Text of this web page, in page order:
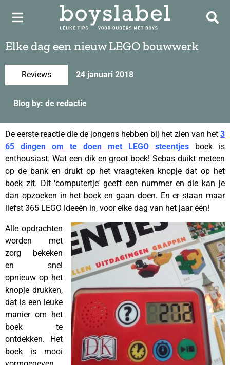
Elke dag een nieuw LEGO bouwwerk
Reviews 24 januari 2018
Blog by: de redactie
De eerste reactie die de jongens hebben bij het zien van het 3
65 dingen om te doen met LEGO steentjes boek is
enthousiast. Wat een dik en groot boek! Sebas duikt meteen
op de bank en drukt op het vraagteken knopje dat op het
boek zit. Dit ‘computertje’ geeft een nummer en die kan je
dan opzoeken in het boek en gaan doen. En er staan maar
liefst 365 LEGO ideeën in, voor elke dag van het jaar één!
Alle opdrachten
worden met
zorg bekeken
en snel
opnieuw op het
knopje drukken,
dat is een leuke
manier om het
boek te
ontdekken. Het
boek is mooi